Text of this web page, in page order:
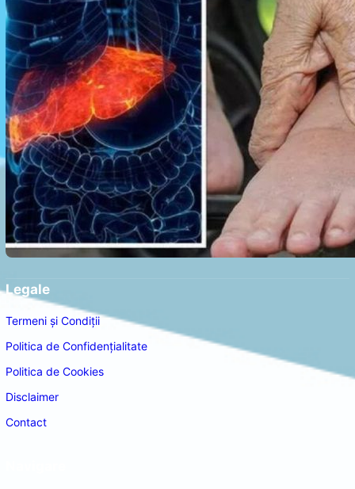
Legale
Termeni și Condiții
Politica de Confidențialitate
Politica de Cookies
Disclaimer
Contact